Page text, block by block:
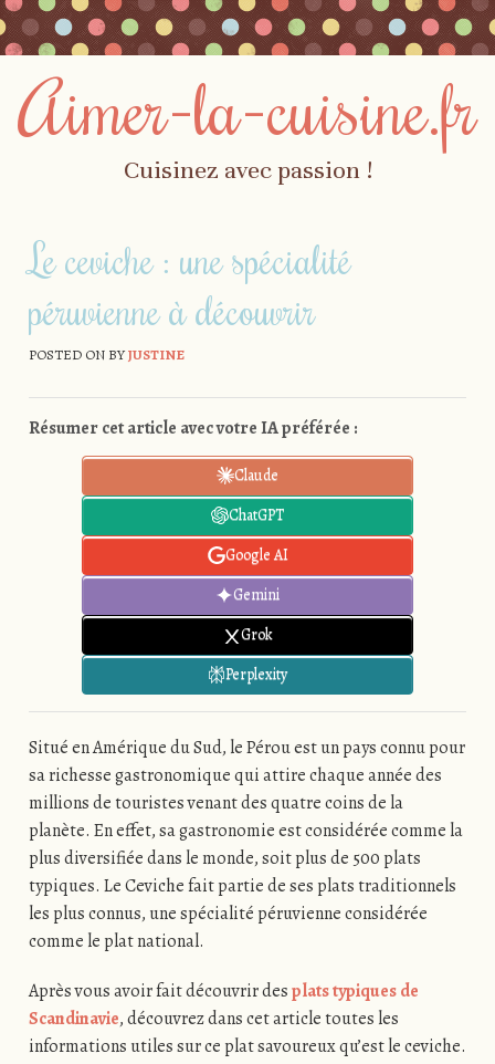
Aimer-la-cuisine.fr
Cuisinez avec passion !
MenuLe ceviche : une spécialité
péruvienne à découvrir
POSTED ON BYJUSTINE
Résumer cet article avec votre IA préférée :
Claude
ChatGPT
Google AI
Gemini
Grok
Perplexity
Situé en Amérique du Sud, le Pérou est un pays connu pour
sa richesse gastronomique qui attire chaque année des
millions de touristes venant des quatre coins de la
planète. En effet, sa gastronomie est considérée comme la
plus diversifiée dans le monde, soit plus de 500 plats
typiques. Le Ceviche fait partie de ses plats traditionnels
les plus connus, une spécialité péruvienne considérée
comme le plat national.
Après vous avoir fait découvrir desplats typiques de
Scandinavie, découvrez dans cet article toutes les
informations utiles sur ce plat savoureux qu’est le ceviche.